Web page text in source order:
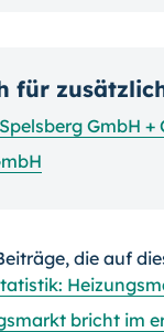
für
GmbH +
die auf
bricht im